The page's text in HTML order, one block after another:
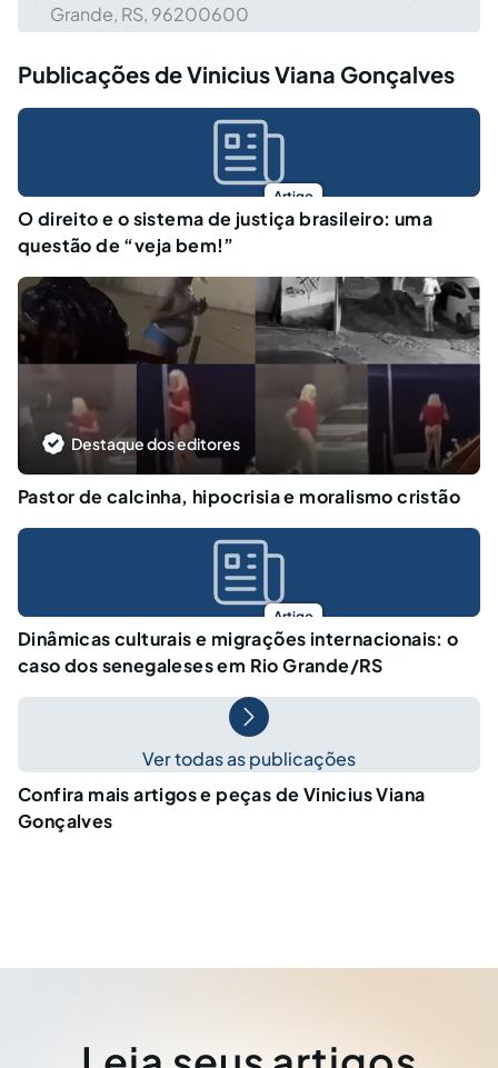
Grande, RS, 96200600
Publicações de Vinicius Viana Gonçalves
Artigo
O direito e o sistema de justiça brasileiro: uma
questão de “veja bem!”
Destaque dos editores
Pastor de calcinha, hipocrisia e moralismo cristão
Artigo
Dinâmicas culturais e migrações internacionais: o
caso dos senegaleses em Rio Grande/RS
Ver todas as publicações
Confira mais artigos e peças de Vinicius Viana
Gonçalves